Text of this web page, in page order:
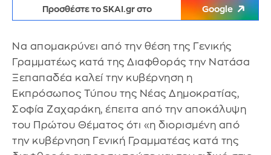
Προσθέστε το SKAI.gr στο Google
Να απομακρύνει από την θέση της Γενικής
Γραμματέως κατά της Διαφθοράς την Νατάσα
Ξεπαπαδέα καλεί την κυβέρνηση η
Εκπρόσωπος Τύπου της Νέας Δημοκρατίας,
Σοφία Ζαχαράκη, έπειτα από την αποκάλυψη
του Πρώτου Θέματος ότι «η διορισμένη από
την κυβέρνηση Γενική Γραμματέας κατά της